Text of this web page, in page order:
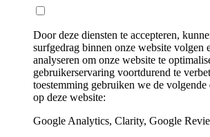
Door deze diensten te accepteren,
surfgedrag binnen onze website volgen
analyseren om onze website te
gebruikerservaring voortdurend te
toestemming gebruiken we de volgende
op deze website:
Google Analytics, Clarity, Google